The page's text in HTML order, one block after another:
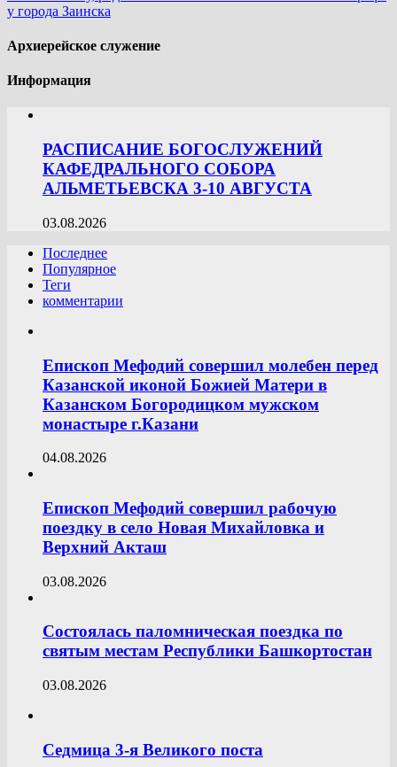
у города Заинска
Архиерейское служение
Информация
РАСПИСАНИЕ БОГОСЛУЖЕНИЙ
КАФЕДРАЛЬНОГО СОБОРА
АЛЬМЕТЬЕВСКА 3-10 АВГУСТА
03.08.2026
Последнее
Популярное
Теги
комментарии
Епископ Мефодий совершил молебен перед
Казанской иконой Божией Матери в
Казанском Богородицком мужском
монастыре г.Казани
04.08.2026
Епископ Мефодий совершил рабочую
поездку в село Новая Михайловка и
Верхний Акташ
03.08.2026
Состоялась паломническая поездка по
святым местам Республики Башкортостан
03.08.2026
Седмица 3-я Великого поста